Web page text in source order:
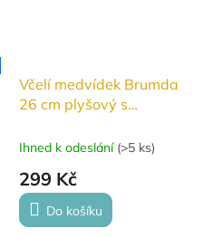
Včelí medvídek Brumda
26 cm plyšový s
Ihned k odeslání (>5 ks)
299 Kč
Do košíku